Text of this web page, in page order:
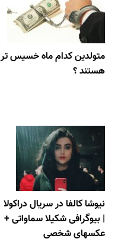
متولدین کدام ماه خسیس تر
هستند ؟
نیوشا کالفا در سریال دراکولا
| بیوگرافی شکیلا سماواتی +
عکسهای شخصی